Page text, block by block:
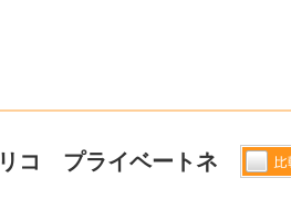
コ プライベートネ